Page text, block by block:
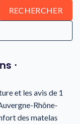
RECHERCHER
⋅
et les avis de 1
Rhône-
des matelas